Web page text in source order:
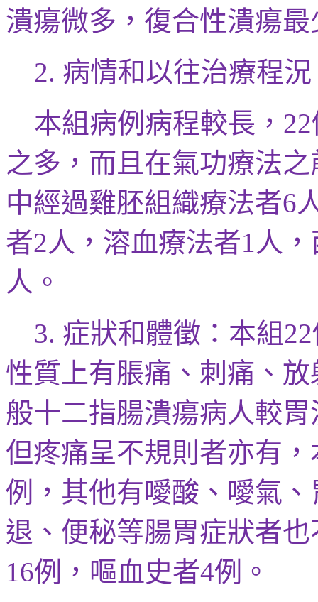
潰瘍微多 ，復合性潰瘍
2. 病情和以往治療程
本組病例病程較長， 22
之多，而且在氣功療法
中經過雞胚組織療法者6
者2人，溶血療法者1人
人。
3. 症狀和體徵 ： 本組22
性質上有脹痛 、刺痛、
般十二指腸潰瘍病人較
但疼痛呈不規則者亦有，
例，其他有噯酸、噯氣
退、便秘等腸胃症狀者
16例，嘔血史者4例。